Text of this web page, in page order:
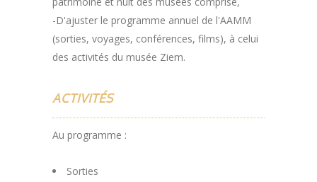
-D'ajuster le programme annuel de l'AAMM
(sorties, voyages, conférences, films), à celui
des activités du musée Ziem.
ACTIVITÉS
Au programme :
Sorties